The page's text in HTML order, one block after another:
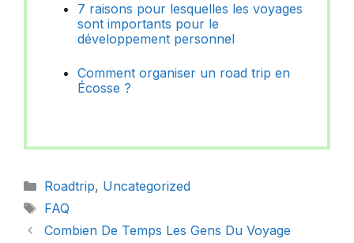
7 raisons pour lesquelles les voyages
sont importants pour le
développement personnel
Comment organiser un road trip en
Écosse ?
Catégories
Roadtrip, Uncategorized
Étiquettes
FAQ
Combien De Temps Les Gens Du Voyage